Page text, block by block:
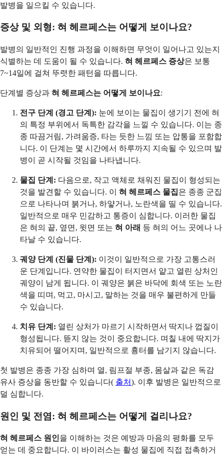
발병을 일으킬 수 있습니다.
증상 및 외형: 혀 헤르페스는 어떻게 보이나요?
발병의 일반적인 진행 과정을 이해하면 무엇이 일어나고 있는지
식별하는 데 도움이 될 수 있습니다. 혀 헤르페스 증상은 보통
7~14일에 걸쳐 뚜렷한 패턴을 따릅니다.
단계별 증상과 혀 헤르페스는 어떻게 보이나요:
전구 단계 (경고 단계): 눈에 보이는 물집이 생기기 전에 혀
의 특정 부위에서 독특한 감각을 느낄 수 있습니다. 이는 종
종 따끔거림, 가려움증, 타는 듯한 느낌 또는 압통을 포함합
니다. 이 단계는 몇 시간에서 하루까지 지속될 수 있으며 발
병이 곧 시작될 것임을 나타냅니다.
물집 단계: 다음으로, 작고 액체로 채워진 물집이 형성되는
것을 발견할 수 있습니다. 이 혀 헤르페스 물집은 종종 군집
으로 나타나며 붉거나, 하얗거나, 노란색을 띨 수 있습니다.
일반적으로 매우 민감하고 통증이 심합니다. 이러한 물집
은 혀의 끝, 옆면, 윗면 또는 혀 아래 등 혀의 어느 곳에나 나
타날 수 있습니다.
궤양 단계 (진물 단계): 이것이 일반적으로 가장 고통스러
운 단계입니다. 연약한 물집이 터지면서 얕고 열린 상처인
궤양이 남게 됩니다. 이 궤양은 붉은 바닥에 회색 또는 노란
색을 띠며, 먹고, 마시고, 말하는 것을 매우 불편하게 만들
수 있습니다.
치유 단계: 열린 상처가 마르기 시작하면서 딱지나 껍질이
형성됩니다. 뜯지 않는 것이 중요합니다. 며칠 내에 딱지가
치유되어 떨어지며, 일반적으로 흉터를 남기지 않습니다.
첫 발병은 종종 가장 심하며 열, 림프절 부종, 몸살과 같은 독감
유사 증상을 동반할 수 있습니다( 출처). 이후 발병은 일반적으로
덜 심합니다.
원인 및 전염: 혀 헤르페스는 어떻게 걸리나요?
혀 헤르페스 원인을 이해하는 것은 예방과 마음의 평화를 모두
얻는 데 중요합니다. 이 바이러스는 활성 물집에 직접 접촉하거